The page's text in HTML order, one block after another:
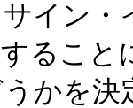
イン
るこ
かを